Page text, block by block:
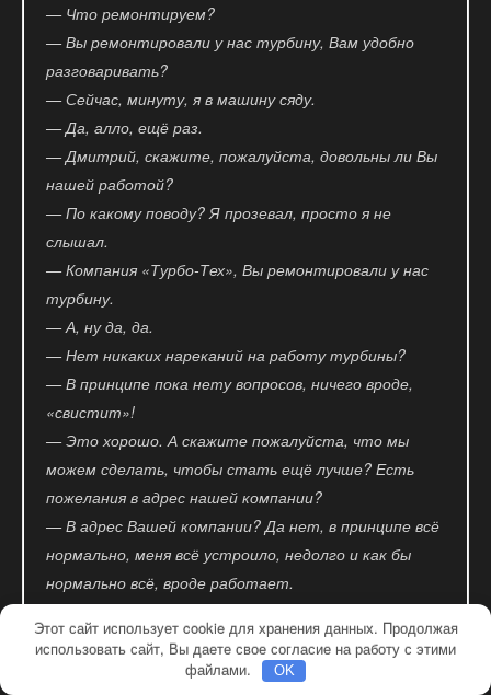
— Что ремонтируем?
— Вы ремонтировали у нас турбину, Вам удобно
разговаривать?
— Сейчас, минуту, я в машину сяду.
— Да, алло, ещё раз.
— Дмитрий, скажите, пожалуйста, довольны ли Вы
нашей работой?
— По какому поводу? Я прозевал, просто я не
слышал.
— Компания «Турбо-Тех», Вы ремонтировали у нас
турбину.
— А, ну да, да.
— Нет никаких нареканий на работу турбины?
— В принципе пока нету вопросов, ничего вроде,
«свистит»!
— Это хорошо. А скажите пожалуйста, что мы
можем сделать, чтобы стать ещё лучше? Есть
пожелания в адрес нашей компании?
— В адрес Вашей компании? Да нет, в принципе всё
нормально, меня всё устроило, недолго и как бы
нормально всё, вроде работает.
— Дмитрий, и ещё один вопрос, скажите, будете ли
вы советовать нашу компанию своим знакомым?
Или уже посоветовали?
Этот сайт использует cookie для хранения данных. Продолжая
использовать сайт, Вы даете свое согласие на работу с этими
файлами.
OK